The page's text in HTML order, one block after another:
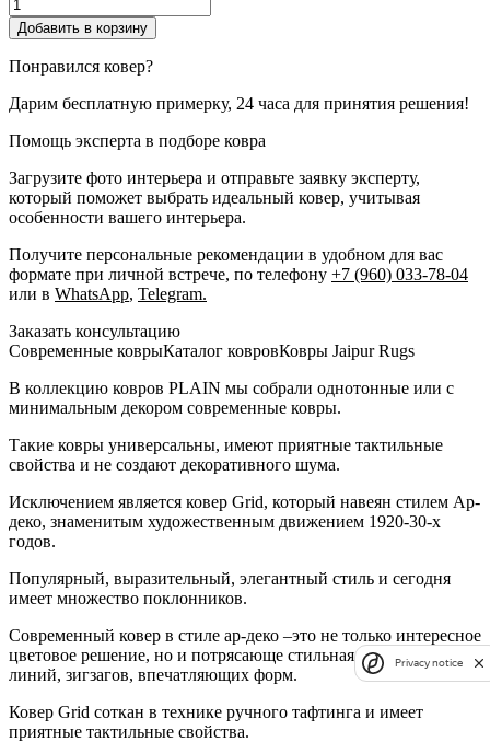
товара
Plain
/
Добавить в корзину
Понравился ковер?
Дарим бесплатную примерку, 24 часа для принятия решения!
Помощь эксперта в подборе ковра
Загрузите фото интерьера и отправьте заявку эксперту,
который поможет выбрать идеальный ковер, учитывая
особенности вашего интерьера.
Получите персональные рекомендации в удобном для вас
формате при личной встрече, по телефону +7 (960) 033-78-04
или в WhatsApp, Telegram.
Заказать консультацию
Cовременные коврыКаталог ковровКовры Jaipur Rugs
В коллекцию ковров PLAIN мы собрали однотонные или с
минимальным декором современные ковры.
Такие ковры универсальны, имеют приятные тактильные
свойства и не создают декоративного шума.
Исключением является ковер Grid, который навеян стилем Ар-
деко, знаменитым художественным движением 1920-30-х
годов.
Популярный, выразительный, элегантный стиль и сегодня
имеет множество поклонников.
Современный ковер в стиле ар-деко –это не только интересное
цветовое решение, но и потрясающе стильная комбинация
линий, зигзагов, впечатляющих форм.
Ковер Grid соткан в технике ручного тафтинга и имеет
приятные тактильные свойства.
Privacy notice